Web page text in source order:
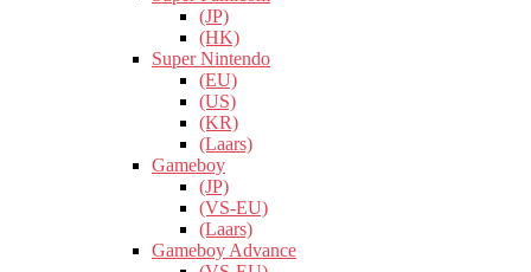
(JP)
(HK)
Super Nintendo
(EU)
(US)
(KR)
(Laars)
Gameboy
(JP)
(VS-EU)
(Laars)
Gameboy Advance